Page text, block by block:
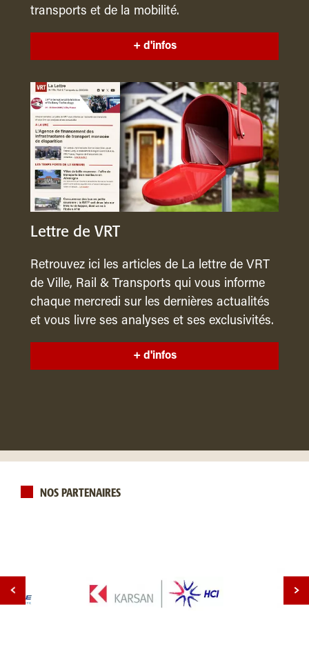
transports et de la mobilité.
+ d'infos
Lettre de VRT
Retrouvez ici les articles de La lettre de VRT
de Ville, Rail & Transports qui vous informe
chaque mercredi sur les dernières actualités
et vous livre ses analyses et ses exclusivités.
+ d'infos
NOS PARTENAIRES